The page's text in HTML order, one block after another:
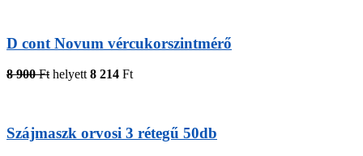
D cont Novum vércukorszintmérő
8 900 Ft helyett 8 214 Ft
Szájmaszk orvosi 3 rétegű 50db